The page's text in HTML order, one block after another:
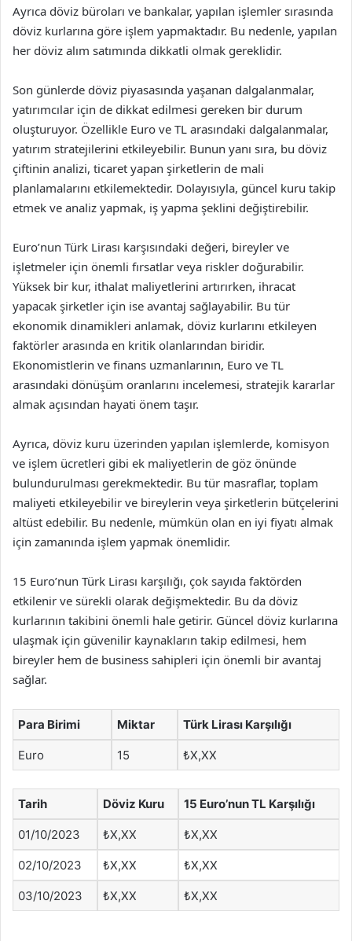
Ayrıca döviz büroları ve bankalar, yapılan işlemler sırasında
döviz kurlarına göre işlem yapmaktadır. Bu nedenle, yapılan
her döviz alım satımında dikkatli olmak gereklidir.
Son günlerde döviz piyasasında yaşanan dalgalanmalar,
yatırımcılar için de dikkat edilmesi gereken bir durum
oluşturuyor. Özellikle Euro ve TL arasındaki dalgalanmalar,
yatırım stratejilerini etkileyebilir. Bunun yanı sıra, bu döviz
çiftinin analizi, ticaret yapan şirketlerin de mali
planlamalarını etkilemektedir. Dolayısıyla, güncel kuru takip
etmek ve analiz yapmak, iş yapma şeklini değiştirebilir.
Euro’nun Türk Lirası karşısındaki değeri, bireyler ve
işletmeler için önemli fırsatlar veya riskler doğurabilir.
Yüksek bir kur, ithalat maliyetlerini artırırken, ihracat
yapacak şirketler için ise avantaj sağlayabilir. Bu tür
ekonomik dinamikleri anlamak, döviz kurlarını etkileyen
faktörler arasında en kritik olanlarından biridir.
Ekonomistlerin ve finans uzmanlarının, Euro ve TL
arasındaki dönüşüm oranlarını incelemesi, stratejik kararlar
almak açısından hayati önem taşır.
Ayrıca, döviz kuru üzerinden yapılan işlemlerde, komisyon
ve işlem ücretleri gibi ek maliyetlerin de göz önünde
bulundurulması gerekmektedir. Bu tür masraflar, toplam
maliyeti etkileyebilir ve bireylerin veya şirketlerin bütçelerini
altüst edebilir. Bu nedenle, mümkün olan en iyi fiyatı almak
için zamanında işlem yapmak önemlidir.
15 Euro’nun Türk Lirası karşılığı, çok sayıda faktörden
etkilenir ve sürekli olarak değişmektedir. Bu da döviz
kurlarının takibini önemli hale getirir. Güncel döviz kurlarına
ulaşmak için güvenilir kaynakların takip edilmesi, hem
bireyler hem de business sahipleri için önemli bir avantaj
sağlar.
Para Birimi Miktar Türk Lirası Karşılığı
Euro 15 ₺X,XX
Tarih Döviz Kuru 15 Euro’nun TL Karşılığı
01/10/2023 ₺X,XX ₺X,XX
02/10/2023 ₺X,XX ₺X,XX
03/10/2023 ₺X,XX ₺X,XX